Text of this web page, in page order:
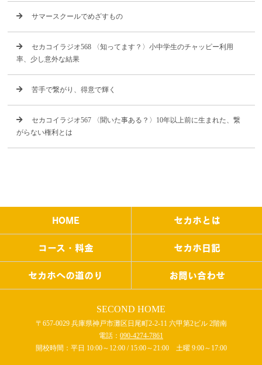
サマースクールでめざすもの
セカコイラジオ568 〈知ってます？〉小中学生のチャッピー利用
率、少し意外な結果
苦手で繋がり、得意で輝く
セカコイラジオ567 〈聞いた事ある？〉10年以上前に生まれた、繋
がらない権利とは
HOME セカホとは
コース・料金 セカホ日記
セカホへの道のり お問い合わせ
SECOND HOME
〒657-0029 兵庫県神戸市灘区日尾町2-2-11 六甲第2ビル 2階南
電話： 090-4274-7861
開校時間：平日 10:00～12:00 / 15:00～21:00 土曜 9:00～17:00